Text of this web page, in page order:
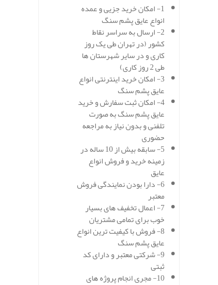
1- امکان خرید جزیی و عمده
انواع عایق پشم سنگ
2- ارسال به سراسر نقاط
کشور (در تهران طی یک روز
کاری و در سایر شهرستان ها
طی 2 روز کاری)
3- امکان خرید اینترنتی انواع
عایق پشم سنگ
4- امکان ثبت سفارش و خرید
عایق پشم سنگ به صورت
تلفنی و بدون نیاز به مراجعه
حضوری
5- سابقه بیش از 10 ساله در
زمینه خرید و فروش انواع
عایق
6- دارا بودن نمایندگی فروش
معتبر
7- اعمال تخفیف های بسیار
خوب برای تمامی مشتریان
8- فروش با کیفیت ترین انواع
عایق پشم سنگ
9- شرکتی معتبر و دارای کد
ثبتی
10- مجری انجام پروژه های